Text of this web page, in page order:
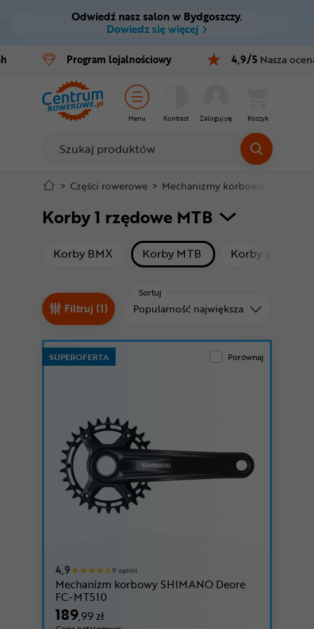
Ctrl M
Menu główne
Filtry
Produkty
Stopka
Mapa strony
Odwiedź nasz salon w Bydgoszczy.
Dowiedz się więcej
Program lojalnościowy 4,9/5 Nasza
Menu Kontrast Zaloguj się Koszyk
Rowery
E-bike
Części
Akcesoria
Odzież
Kaski
Buty
Odżywki
Nowości
> Części rowerowe > Mechanizmy korbowe
Korby 1 rzędowe MTB
Korby BMX produktyKorby MTB produkty
Korby
Filtruj (1)
Sortuj
Sortuj od
Popularność największa
SUPEROFERTA Porównaj
4,9 9 opinii
Mechanizm korbowy SHIMANO Deore
FC-MT510
189,99 zł